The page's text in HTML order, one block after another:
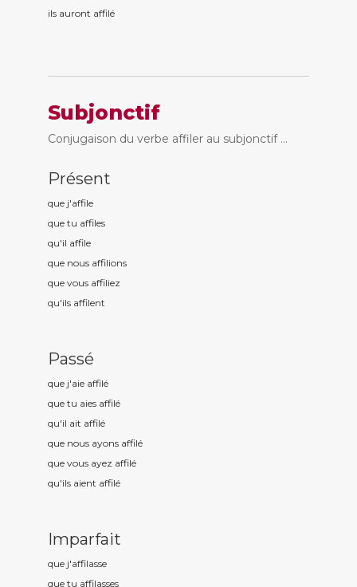
ils auront affilé
Subjonctif
Conjugaison du verbe affiler au subjonctif ...
Présent
que j'affile
que tu affiles
qu'il affile
que nous affilions
que vous affiliez
qu'ils affilent
Passé
que j'aie affilé
que tu aies affilé
qu'il ait affilé
que nous ayons affilé
que vous ayez affilé
qu'ils aient affilé
Imparfait
que j'affilasse
que tu affilasses